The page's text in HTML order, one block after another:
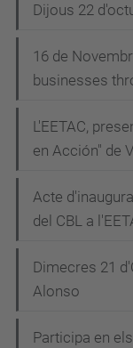
Dijous 22
16 de
businesses
L'EETAC,
en Acción" de
Acte
del CBL a
Dimecres 21
Alonso
Participa en